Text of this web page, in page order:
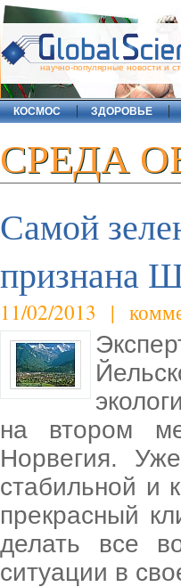
научно-популярные новости и
КОСМОС ЗДОРОВЬЕ
СРЕДА
Самой
признана
11/02/2013 |
на втором
Норвегия.
стабильной и
прекрасный
делать все
ситуации в